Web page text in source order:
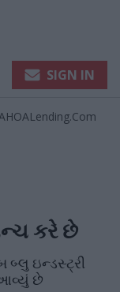
SIGN IN
કરે છે
બ્લુ ઇન્ડસ્ટ્રી
આવ્યું છે